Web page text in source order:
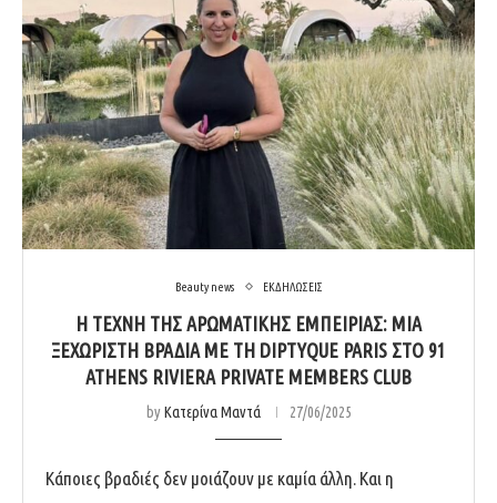
Beauty news ΕΚΔΗΛΩΣΕΙΣ
Η ΤΈΧΝΗ ΤΗΣ ΑΡΩΜΑΤΙΚΉΣ ΕΜΠΕΙΡΊΑΣ: ΜΙΑ
ΞΕΧΩΡΙΣΤΉ ΒΡΑΔΙΆ ΜΕ ΤΗ DIPTYQUE PARIS ΣΤΟ 91
ATHENS RIVIERA PRIVATE MEMBERS CLUB
byΚατερίνα Μαντά 27/06/2025
Κάποιες βραδιές δεν μοιάζουν με καμία άλλη. Και η